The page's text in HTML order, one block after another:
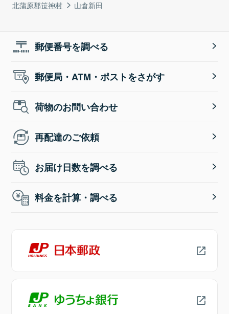
北蒲原郡笹神村
山倉新田
郵便番号を調べる
郵便局・ATM・ポストをさがす
荷物のお問い合わせ
再配達のご依頼
お届け日数を調べる
料金を計算・調べる